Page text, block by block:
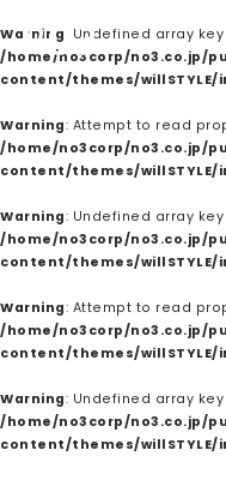
Warning : Undefined array key
/home/no3corp/no3.co.jp/
content/themes/willSTYLE/
Warning: Attempt to read
/home/no3corp/no3.co.jp/
content/themes/willSTYLE/
Warning: Undefined array key
/home/no3corp/no3.co.jp/
content/themes/willSTYLE/
Warning: Attempt to read
/home/no3corp/no3.co.jp/
content/themes/willSTYLE/
Warning: Undefined array key
/home/no3corp/no3.co.jp/
content/themes/willSTYLE/